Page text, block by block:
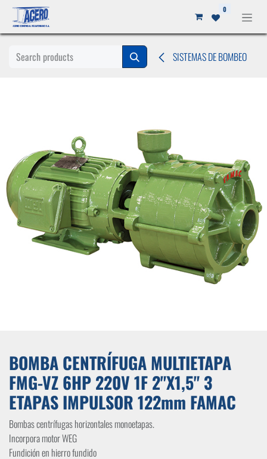
Ir al contenido 0
SISTEMAS DE BOMBEO
BOMBA CENTRÍFUGA MULTIETAPA
FMG-VZ 6HP 220V 1F 2"X1,5" 3
ETAPAS IMPULSOR 122mm FAMAC
Bombas centrífugas horizontales monoetapas.
Incorpora motor WEG
Fundición en hierro fundido